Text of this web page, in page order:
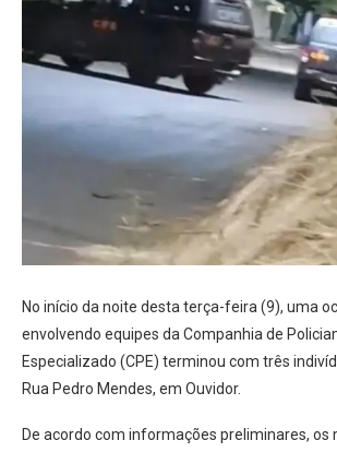
No início da noite desta terça-feira (9), uma
envolvendo equipes da Companhia de
Especializado (CPE) terminou com três
Rua Pedro Mendes, em Ouvidor.
De acordo com informações preliminares, os